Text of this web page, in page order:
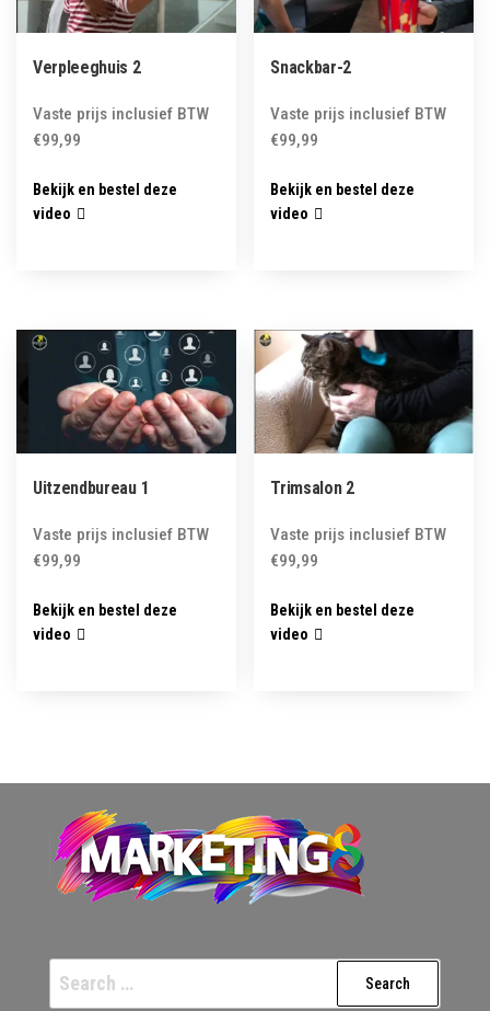
Verpleeghuis 2
Vaste prijs inclusief BTW
€99,99
Bekijk en bestel deze
video
Snackbar-2
Vaste prijs inclusief BTW
€99,99
Bekijk en bestel deze
video
Uitzendbureau 1
Vaste prijs inclusief BTW
€99,99
Bekijk en bestel deze
video
Trimsalon 2
Vaste prijs inclusief BTW
€99,99
Bekijk en bestel deze
video
Search
for: